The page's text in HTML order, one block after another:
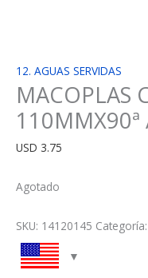
12. AGUAS SERVIDAS
MACOPLAS
110MMX90ª
USD 3.75
Agotado
SKU: 14120145 Categoría: